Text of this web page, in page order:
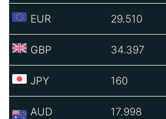
EUR 29.510
GBP 34.397
JPY 160
AUD 17.998